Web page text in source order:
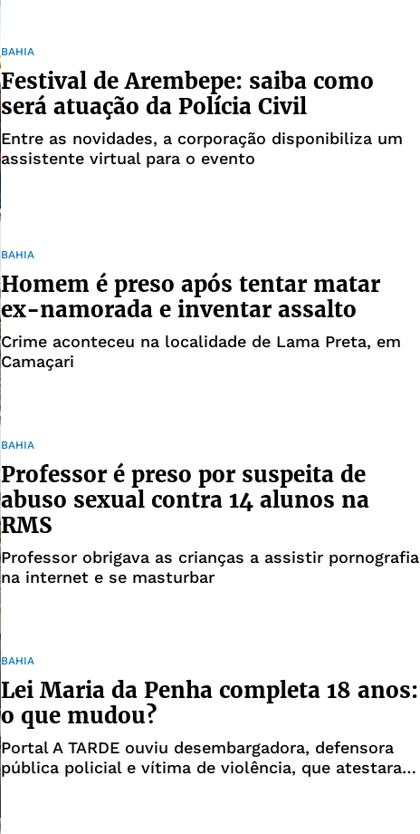
BAHIA
Festival de Arembepe: saiba como
será atuação da Polícia Civil
Entre as novidades, a corporação disponibiliza um
assistente virtual para o evento
BAHIA
Homem é preso após tentar matar
ex-namorada e inventar assalto
Crime aconteceu na localidade de Lama Preta, em
Camaçari
BAHIA
Professor é preso por suspeita de
abuso sexual contra 14 alunos na
RMS
Professor obrigava as crianças a assistir pornografia
na internet e se masturbar
BAHIA
Lei Maria da Penha completa 18 anos:
o que mudou?
Portal A TARDE ouviu desembargadora, defensora
pública policial e vítima de violência, que atestaram